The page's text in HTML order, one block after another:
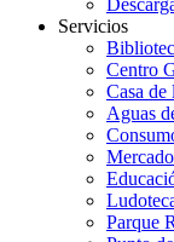
Servicios
Centro
Casa de
Aguas
Parque